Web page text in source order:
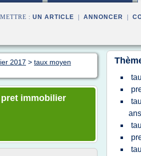
: UN ARTICLE ANNONCER
2017 > taux moyen
immobilier
ans